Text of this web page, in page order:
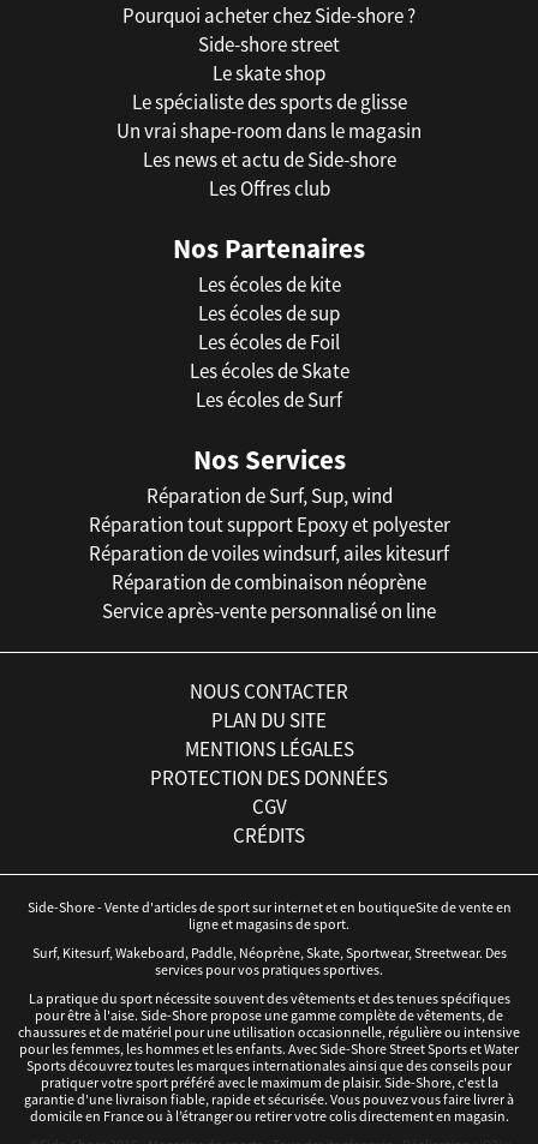
Pourquoi acheter chez Side-shore ?
Side-shore street
Le skate shop
Le spécialiste des sports de glisse
Un vrai shape-room dans le magasin
Les news et actu de Side-shore
Les Offres club
Nos Partenaires
Les écoles de kite
Les écoles de sup
Les écoles de Foil
Les écoles de Skate
Les écoles de Surf
Nos Services
Réparation de Surf, Sup, wind
Réparation tout support Epoxy et polyester
Réparation de voiles windsurf, ailes kitesurf
Réparation de combinaison néoprène
Service après-vente personnalisé on line
NOUS CONTACTER
PLAN DU SITE
MENTIONS LÉGALES
PROTECTION DES DONNÉES
CGV
CRÉDITS
Side-Shore - Vente d'articles de sport sur internet et en boutiqueSite de vente en
ligne et magasins de sport.
Surf, Kitesurf, Wakeboard, Paddle, Néoprène, Skate, Sportwear, Streetwear. Des
services pour vos pratiques sportives.
La pratique du sport nécessite souvent des vêtements et des tenues spécifiques
pour être à l'aise. Side-Shore propose une gamme complète de vêtements, de
chaussures et de matériel pour une utilisation occasionnelle, régulière ou intensive
pour les femmes, les hommes et les enfants. Avec Side-Shore Street Sports et Water
Sports découvrez toutes les marques internationales ainsi que des conseils pour
pratiquer votre sport préféré avec le maximum de plaisir. Side-Shore, c'est la
garantie d'une livraison fiable, rapide et sécurisée. Vous pouvez vous faire livrer à
domicile en France ou à l’étranger ou retirer votre colis directement en magasin.